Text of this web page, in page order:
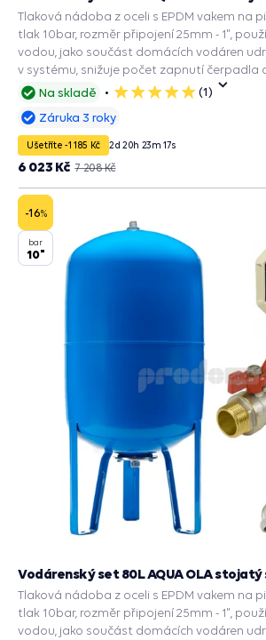
Na skladě
5
(1)
Tlaková nádoba z oceli s EPDM vakem na
tlak 10bar, rozměr připojení 25mm - 1",
vodou, jako součást domácích vodáren
v systému, snižuje počet zapnutí čerpadla
životnost, zabudované příslušenství a
Manometr, Ochrana chodu na sucho,
Ochrana proti vodnímu rázu.
Záruka 3 roky
Ušetříte -1 185 Kč 2d 20h 23m 16s
7 208 Kč
6 023 Kč
-16%
bar
10"
Vodárenský set 80L AQUA OLA stojatý s
Tlaková nádoba z oceli s EPDM vakem na
tlak 10bar, rozměr připojení 25mm - 1",
vodou, jako součást domácích vodáren